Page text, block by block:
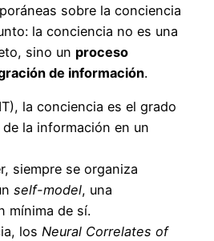
sobre la conciencia
la conciencia no es una
sino un proceso
de información.
la conciencia es el grado
la información en un
siempre se organiza
self-model, una
mínima de sí.
los Neural Correlates of